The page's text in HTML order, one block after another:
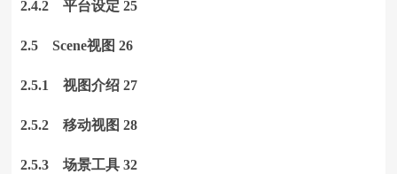
2.4.2 平台设定 25
2.5 Scene视图 26
2.5.1 视图介绍 27
2.5.2 移动视图 28
2.5.3 场景工具 32